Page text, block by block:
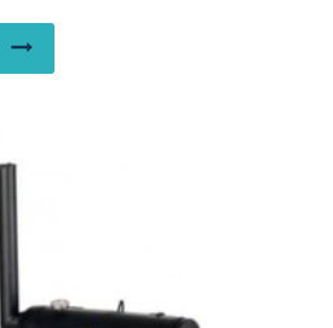
product
gekozen